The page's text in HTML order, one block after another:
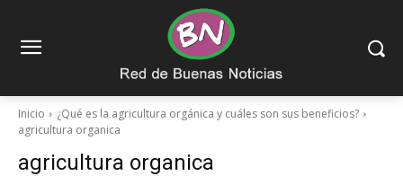
Inicio
¿Qué es la agricultura orgánica y cuáles son sus beneficios?
agricultura organica
agricultura organica